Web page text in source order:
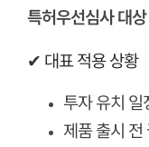
특허우선심사 대
✔ 대표 적용 상황
투자 유치 일
제품 출시 전